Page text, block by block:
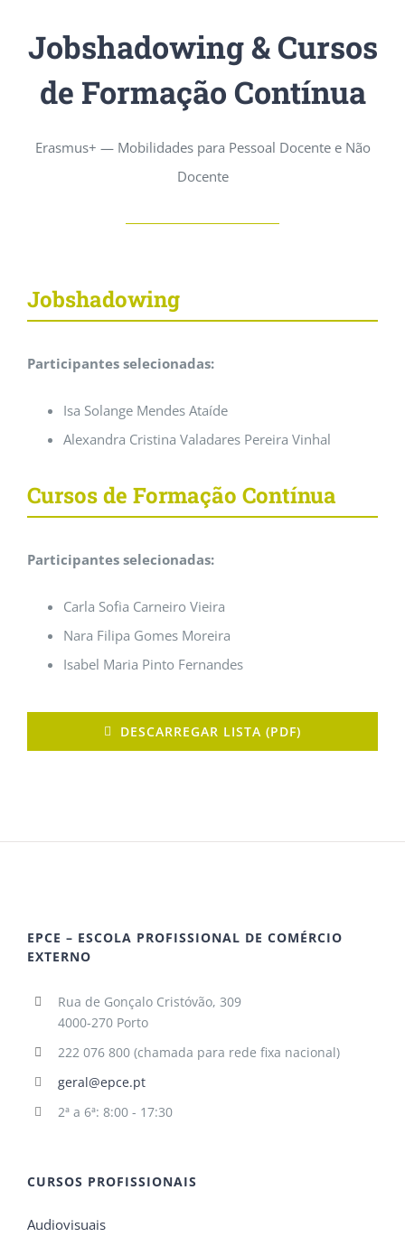
Jobshadowing & Cursos
de Formação Contínua
Erasmus+ — Mobilidades para Pessoal Docente e Não
Docente
Jobshadowing
Participantes selecionadas:
Isa Solange Mendes Ataíde
Alexandra Cristina Valadares Pereira Vinhal
Cursos de Formação Contínua
Participantes selecionadas:
Carla Sofia Carneiro Vieira
Nara Filipa Gomes Moreira
Isabel Maria Pinto Fernandes
DESCARREGAR LISTA (PDF)
EPCE – ESCOLA PROFISSIONAL DE COMÉRCIO
EXTERNO
Rua de Gonçalo Cristóvão, 309
4000-270 Porto
222 076 800 (chamada para rede fixa nacional)
geral@epce.pt
2ª a 6ª: 8:00 - 17:30
CURSOS PROFISSIONAIS
Audiovisuais